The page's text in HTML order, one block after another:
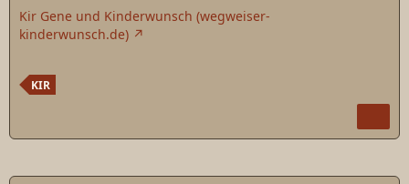
Kir Gene und Kinderwunsch (wegweiser-
kinderwunsch.de)
KIR